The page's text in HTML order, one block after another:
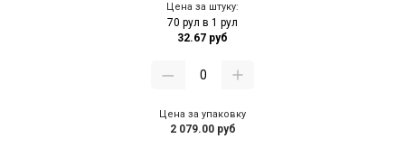
Цена за штуку:
70 рул в 1 рул
32.67 руб
Цена за упаковку
2 079.00 руб